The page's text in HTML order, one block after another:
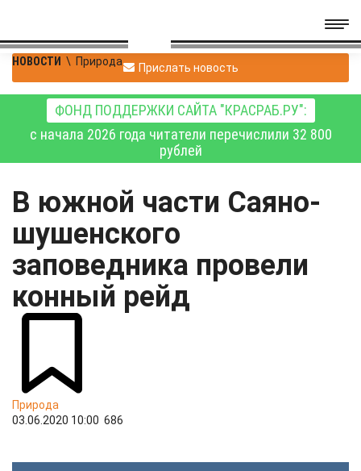
НОВОСТИ \ Природа Прислать новость
ФОНД ПОДДЕРЖКИ САЙТА "КРАСРАБ.РУ":
с начала 2026 года читатели перечислили 32 800
рублей
В южной части Саяно-
шушенского
заповедника провели
конный рейд
Природа
03.06.2020 10:00 686